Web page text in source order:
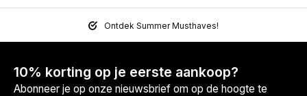
Ontdek Summer Musthaves!
10% korting op je eerste aankoop?
Abonneer je op onze nieuwsbrief om op de hoogte te